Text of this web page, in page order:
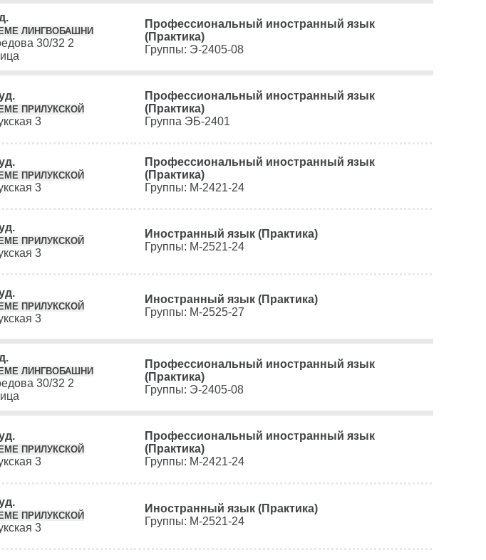
ЛИНГВОБАШНИ
30/32 2
Профессиональный иностранный язык
(Практика)
Группы: Э-2405-08
ПРИЛУКСКОЙ
3
Профессиональный иностранный язык
(Практика)
Группа ЭБ-2401
ПРИЛУКСКОЙ
3
Профессиональный иностранный язык
(Практика)
Группы: М-2421-24
ПРИЛУКСКОЙ
3
Иностранный язык (Практика)
Группы: М-2521-24
ПРИЛУКСКОЙ
3
Иностранный язык (Практика)
Группы: М-2525-27
ЛИНГВОБАШНИ
30/32 2
Профессиональный иностранный язык
(Практика)
Группы: Э-2405-08
ПРИЛУКСКОЙ
3
Профессиональный иностранный язык
(Практика)
Группы: М-2421-24
ПРИЛУКСКОЙ
3
Иностранный язык (Практика)
Группы: М-2521-24